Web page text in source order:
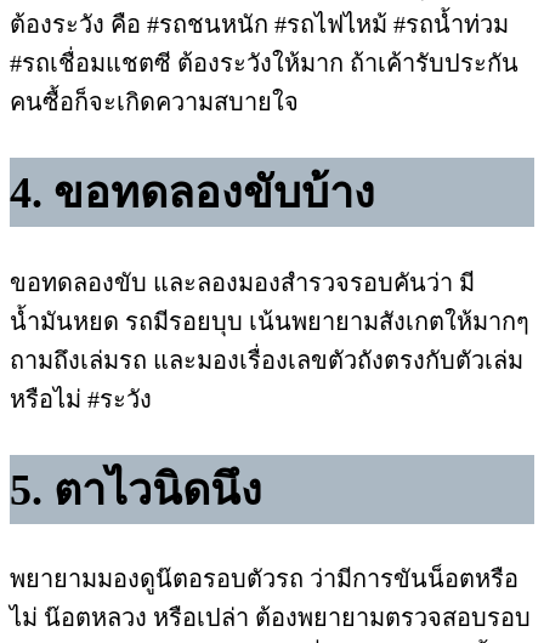
ต้องระวัง คือ #รถชนหนัก #รถไฟไหม้ #รถน้ำท่วม
#รถเชื่อมแชตซี ต้องระวังให้มาก ถ้าเค้ารับประกัน
คนซื้อก็จะเกิดความสบายใจ
4. ขอทดลองขับบ้าง
ขอทดลองขับ และลองมองสำรวจรอบคันว่า มี
น้ำมันหยด รถมีรอยบุบ เน้นพยายามสังเกตให้มากๆ
ถามถึงเล่มรถ และมองเรื่องเลขตัวถังตรงกับตัวเล่ม
หรือไม่ #ระวัง
5. ตาไวนิดนึง
พยายามมองดูน๊ตอรอบตัวรถ ว่ามีการขันน็อตหรือ
ไม่ น๊อตหลวง หรือเปล่า ต้องพยายามตรวจสอบรอบ